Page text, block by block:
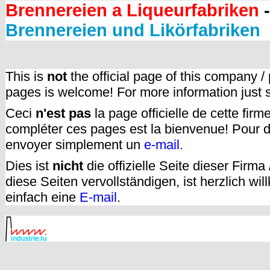
Brennereien a Liqueurfabriken
Brennereien und Likörfabriken
This is not the official page of this company
pages is welcome! For more information just
Ceci n'est pas la page officielle de cette
compléter ces pages est la bienvenue! Pour
envoyer simplement un e-mail.
Dies ist nicht die offizielle Seite dieser
diese Seiten vervollständigen, ist herzlich
einfach eine E-mail.